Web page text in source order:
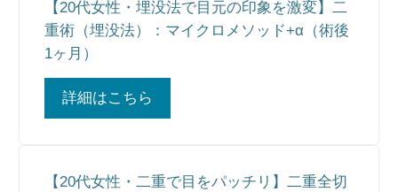
【20代女性・埋没法で目元の印象を激変】二
重術（埋没法）：マイクロメソッド+α（術後
1ヶ月）
詳細はこちら
【20代女性・二重で目をパッチリ】二重全切